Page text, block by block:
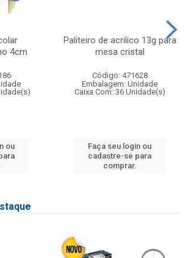
4cm
ou
Paliteiro de acrilico 13g para
mesa cristal
Código: 471628
Embalagem: Unidade
Caixa Com: 36 Unidade(s)
Faça seu login ou
cadastre-se para
comprar.